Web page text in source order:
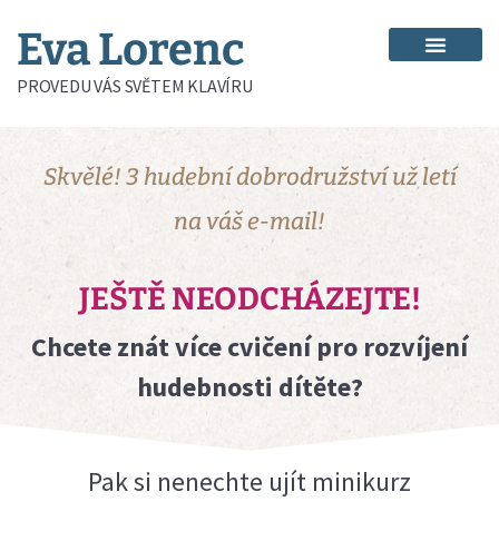
Eva Lorenc
PROVEDU VÁS SVĚTEM KLAVÍRU
Skvělé! 3 hudební dobrodružství už letí
na váše-mail!
JEŠTĚ NEODCHÁZEJTE!
Chcete znát více cvičení pro rozvíjení
hudebnosti dítěte?
Pak si nenechte ujít minikurz